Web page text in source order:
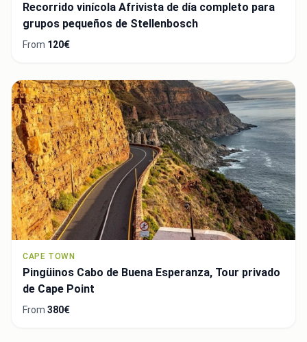
Recorrido vinícola Afrivista de día completo para
grupos pequeños de Stellenbosch
From 120€
CAPE TOWN
Pingüinos Cabo de Buena Esperanza, Tour privado
de Cape Point
From 380€